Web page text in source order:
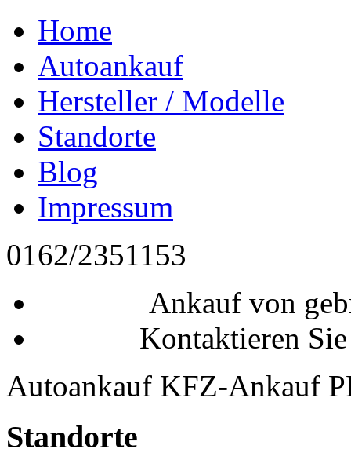
Home
Autoankauf
Hersteller / Modelle
Standorte
Blog
Impressum
0162/2351153
Ankauf von
Kontaktieren
Autoankauf KFZ-Ankauf
Standorte